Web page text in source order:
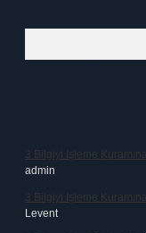
3 Bilgiyi Işleme
admin
3 Bilgiyi Işleme
Levent